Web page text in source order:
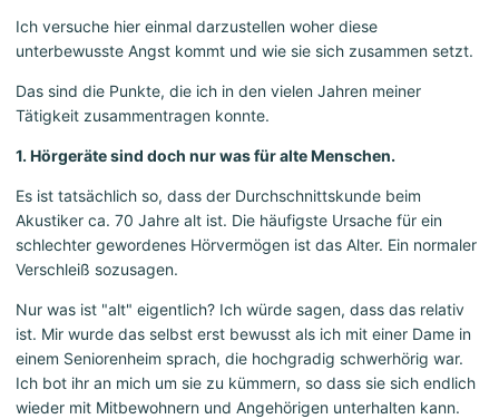
Ich versuche hier einmal darzustellen woher diese
unterbewusste Angst kommt und wie sie sich zusammen setzt.
Das sind die Punkte, die ich in den vielen Jahren meiner
Tätigkeit zusammentragen konnte.
1. Hörgeräte sind doch nur was für alte Menschen.
Es ist tatsächlich so, dass der Durchschnittskunde beim
Akustiker ca. 70 Jahre alt ist. Die häufigste Ursache für ein
schlechter gewordenes Hörvermögen ist das Alter. Ein normaler
Verschleiß sozusagen.
Nur was ist "alt" eigentlich? Ich würde sagen, dass das relativ
ist. Mir wurde das selbst erst bewusst als ich mit einer Dame in
einem Seniorenheim sprach, die hochgradig schwerhörig war.
Ich bot ihr an mich um sie zu kümmern, so dass sie sich endlich
wieder mit Mitbewohnern und Angehörigen unterhalten kann.